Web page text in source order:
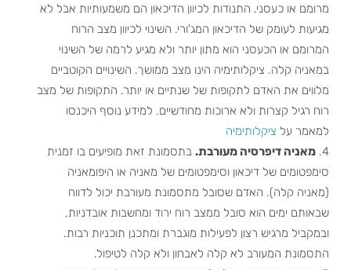
מרומם או כעסני. התנודות לכיוון הדיכאון הם משמעותיות אבל לא
מגיעות לעומק של הדיכאון המג'ורי. השינוי לכיוון מצב הרוח
המרומם או הכעסני הוא מתון יותר ולא מגיע לרמה של השינוי
במאניה קלה. ציקלותימיה הינו מצב ממושך. השינויים הקוטביים
מלווים את האדם לתקופות של שנתיים או יותר. התקופות של מצב
רוח רגיל קצרות ולא ארוכות מחודשיים. למידע נוסף היכנסו
למאמר על ציקלותימיה
מאניה דיפרסיה מעורבת.בתסמונת זאת מופיעים בו זמנית
סימפטומים של דיכאון וסימפטומים של מאניה או היפומאניה
(מאניה קלה). האדם שסובל מתסמונת מעורבת יכול לדווח
שבאותם ימים הוא סובל ממצב רוח ירוד ומחשבות אובדניות,
ובמקביל מרגיש רצון לפעילות מוגברת ומתכנן תוכניות רבות.
התסמונת המעורב לא קלה לאבחון ולא קלה לטיפול.